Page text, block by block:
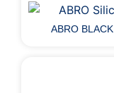
ABRO